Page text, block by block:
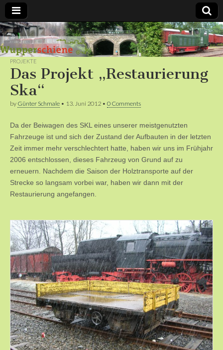
Bergische
Bahnen /
Förderverein
Wupperschiene
e.V.
PROJEKTE
Das Projekt „Restaurierung
Ska“
by Günter Schmale • 13. Juni 2012 • 0 Comments
Da der Beiwagen des SKL eines unserer meistgenutzten
Fahrzeuge ist und sich der Zustand der Aufbauten in der letzten
Zeit immer mehr verschlechtert hatte, haben wir uns im Frühjahr
2006 entschlossen, dieses Fahrzeug von Grund auf zu
erneuern. Nachdem die Saison der Holztransporte auf der
Strecke so langsam vorbei war, haben wir dann mit der
Restaurierung angefangen.